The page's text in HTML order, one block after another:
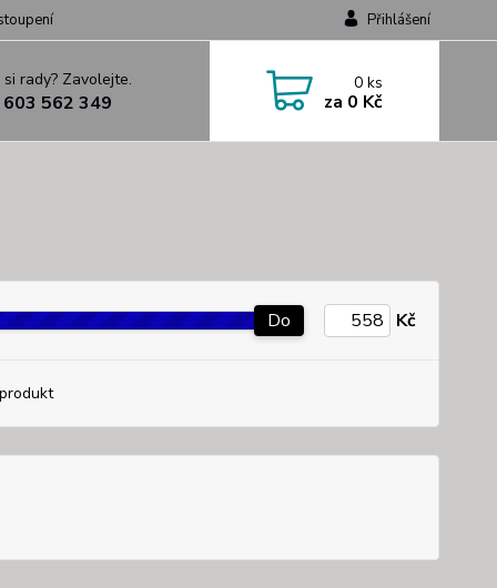
Přihlášení
rady? Zavolejte.
562 349
0ks
za 0 Kč
Do Kč